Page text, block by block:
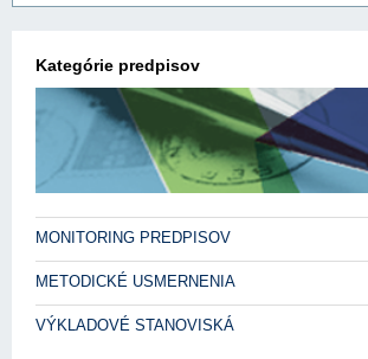
Kategórie predpisov
MONITORING PREDPISOV
METODICKÉ USMERNENIA
VÝKLADOVÉ STANOVISKÁ